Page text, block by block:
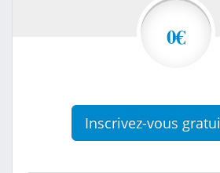
0€
Inscrivez-vous